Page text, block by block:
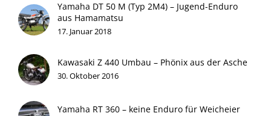
Yamaha DT 50 M (Typ 2M4) – Jugend-Enduro
aus Hamamatsu
17. Januar 2018
Kawasaki Z 440 Umbau – Phönix aus der Asche
30. Oktober 2016
Yamaha RT 360 – keine Enduro für Weicheier